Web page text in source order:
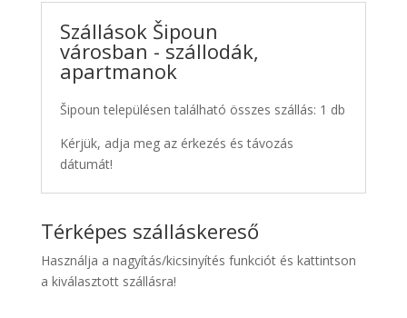
Szállások Šipoun
városban - szállodák,
apartmanok
Šipoun településen található összes szállás: 1 db
Kérjük, adja meg az érkezés és távozás
dátumát!
Térképes szálláskereső
Használja a nagyítás/kicsinyítés funkciót és kattintson
a kiválasztott szállásra!